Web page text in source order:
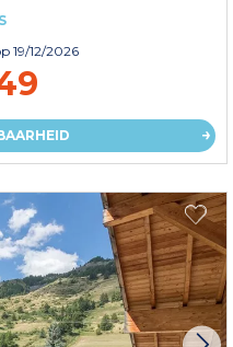
19/12/2026